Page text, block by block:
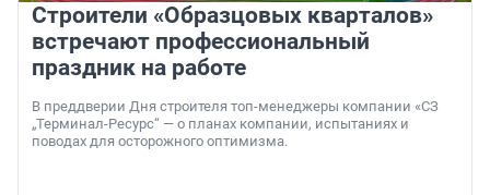
Строители «Образцовых кварталов»
встречают профессиональный
праздник на работе
В преддверии Дня строителя топ-менеджеры компании «СЗ
„Терминал-Ресурс“ — о планах компании, испытаниях и
поводах для осторожного оптимизма.